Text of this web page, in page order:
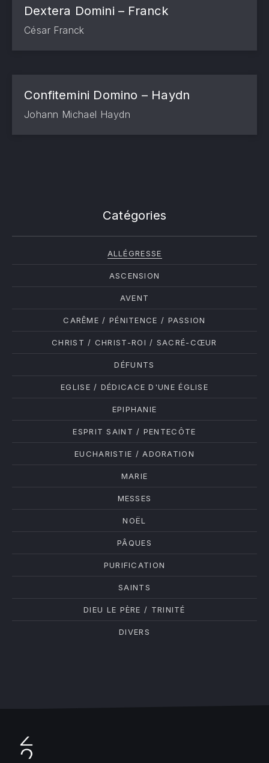
Dextera Domini – Franck
César Franck
Confitemini Domino – Haydn
Johann Michael Haydn
Catégories
ALLÉGRESSE
ASCENSION
AVENT
CARÊME / PÉNITENCE / PASSION
CHRIST / CHRIST-ROI / SACRÉ-CŒUR
DÉFUNTS
EGLISE / DÉDICACE D'UNE ÉGLISE
EPIPHANIE
ESPRIT SAINT / PENTECÔTE
EUCHARISTIE / ADORATION
MARIE
MESSES
NOËL
PÂQUES
PURIFICATION
SAINTS
DIEU LE PÈRE / TRINITÉ
DIVERS